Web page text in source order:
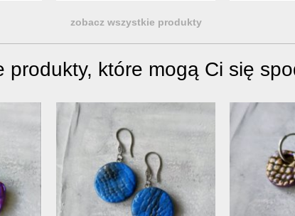
zobacz wszystkie produkty
produkty, które mogą Ci się